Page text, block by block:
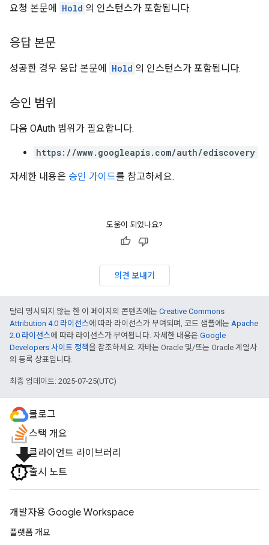
요청 본문에 Hold 의 인스턴스가 포함됩니다.
응답 본문
성공한 경우 응답 본문에 Hold 의 인스턴스가 포함됩니다.
승인 범위
다음 OAuth 범위가 필요합니다.
https://www.googleapis.com/auth/ediscovery
자세한 내용은 승인 가이드를 참고하세요.
도움이 되었나요?
의견 보내기
달리 명시되지 않는 한 이 페이지의 콘텐츠에는 Creative Commons
Attribution 4.0 라이선스에 따라 라이선스가 부여되며, 코드 샘플에는 Apache
2.0 라이선스에 따라 라이선스가 부여됩니다. 자세한 내용은 Google
Developers 사이트 정책을 참조하세요. 자바는 Oracle 및/또는 Oracle 계열사
의 등록 상표입니다.
최종 업데이트: 2025-07-25(UTC)
블로그
스택 개요
file_download클라이언트 라이브러리
출시 노트
개발자용 Google Workspace
플랫폼 개요